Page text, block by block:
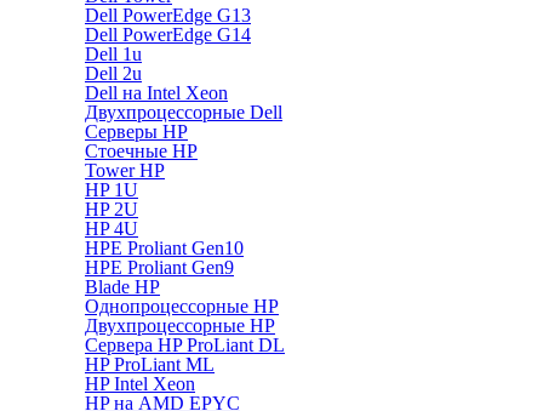
Dell PowerEdge G13
Dell PowerEdge G14
Dell 1u
Dell 2u
Dell на Intel Xeon
Двухпроцессорные Dell
Серверы HP
Стоечные HP
Tower HP
HP 1U
HP 2U
HP 4U
HPE Proliant Gen10
HPE Proliant Gen9
Blade HP
Однопроцессорные HP
Двухпроцессорные HP
Сервера HP ProLiant DL
HP ProLiant ML
HP Intel Xeon
HP на AMD EPYC